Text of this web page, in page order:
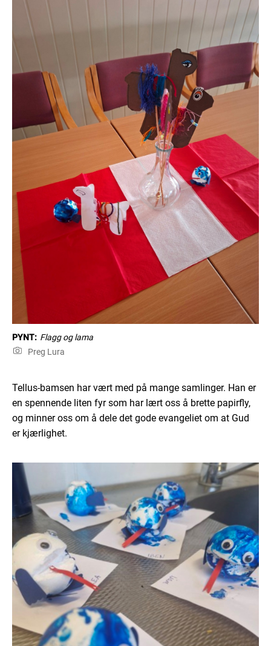
PYNT: Flagg og lama
Preg Lura
Tellus-bamsen har vært med på mange samlinger. Han er
en spennende liten fyr som har lært oss å brette papirfly,
og minner oss om å dele det gode evangeliet om at Gud
er kjærlighet.